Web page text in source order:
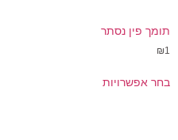
תומך פין נסתר
₪1
בחר אפשרויות